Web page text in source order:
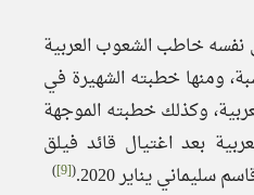
نفسه خاطب الشعوب العربية
ومنها خطبته الشهيرة في
العربية، وكذلك خطبته الموجهة
بعد اغتيال قائد فيلق
يناير 2020.
(
[9]
)